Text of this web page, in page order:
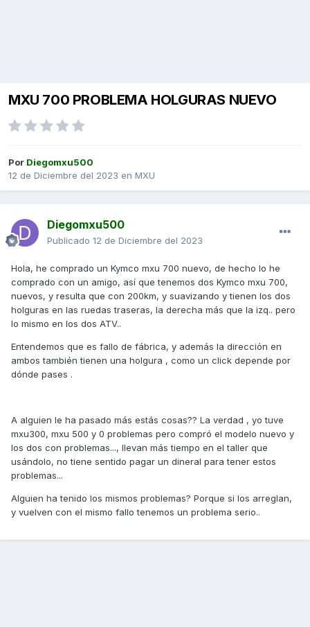
MXU 700 PROBLEMA HOLGURAS NUEVO
Por Diegomxu500
12 de Diciembre del 2023 en MXU
Diegomxu500
Publicado 12 de Diciembre del 2023
Hola, he comprado un Kymco mxu 700 nuevo, de hecho lo he
comprado con un amigo, así que tenemos dos Kymco mxu 700,
nuevos, y resulta que con 200km, y suavizando y tienen los dos
holguras en las ruedas traseras, la derecha más que la izq.. pero
lo mismo en los dos ATV..
Entendemos que es fallo de fábrica, y además la dirección en
ambos también tienen una holgura , como un click depende por
dónde pases .
A alguien le ha pasado más estás cosas?? La verdad , yo tuve
mxu300, mxu 500 y 0 problemas pero compró el modelo nuevo y
los dos con problemas..., llevan más tiempo en el taller que
usándolo, no tiene sentido pagar un dineral para tener estos
problemas...
Alguien ha tenido los mismos problemas? Porque si los arreglan,
y vuelven con el mismo fallo tenemos un problema serio..